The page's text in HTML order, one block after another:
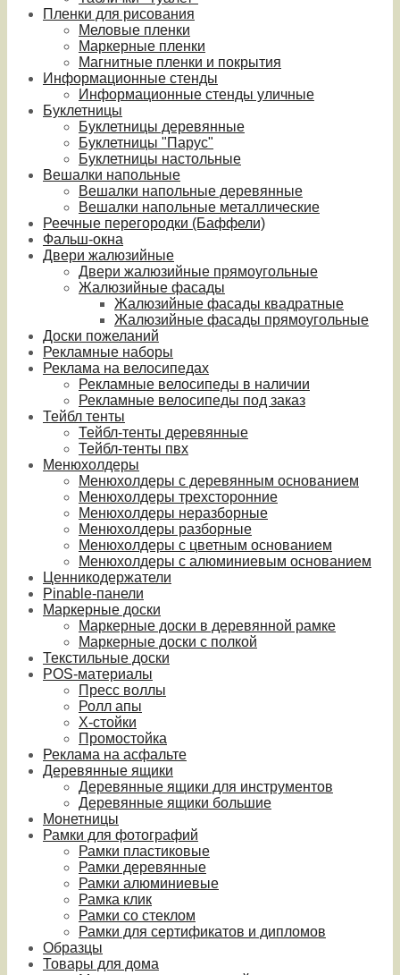
Пленки для рисования
Меловые пленки
Маркерные пленки
Магнитные пленки и покрытия
Информационные стенды
Информационные стенды уличные
Буклетницы
Буклетницы деревянные
Буклетницы "Парус"
Буклетницы настольные
Вешалки напольные
Вешалки напольные деревянные
Вешалки напольные металлические
Реечные перегородки (Баффели)
Фальш-окна
Двери жалюзийные
Двери жалюзийные прямоугольные
Жалюзийные фасады
Жалюзийные фасады квадратные
Жалюзийные фасады прямоугольные
Доски пожеланий
Рекламные наборы
Реклама на велосипедах
Рекламные велосипеды в наличии
Рекламные велосипеды под заказ
Тейбл тенты
Тейбл-тенты деревянные
Тейбл-тенты пвх
Менюхолдеры
Менюхолдеры с деревянным основанием
Менюхолдеры трехсторонние
Менюхолдеры неразборные
Менюхолдеры разборные
Менюхолдеры с цветным основанием
Менюхолдеры с алюминиевым основанием
Ценникодержатели
Pinable-панели
Маркерные доски
Маркерные доски в деревянной рамке
Маркерные доски с полкой
Текстильные доски
POS-материалы
Пресс воллы
Ролл апы
Х-стойки
Промостойка
Реклама на асфальте
Деревянные ящики
Деревянные ящики для инструментов
Деревянные ящики большие
Монетницы
Рамки для фотографий
Рамки пластиковые
Рамки деревянные
Рамки алюминиевые
Рамка клик
Рамки со стеклом
Рамки для сертификатов и дипломов
Образцы
Товары для дома